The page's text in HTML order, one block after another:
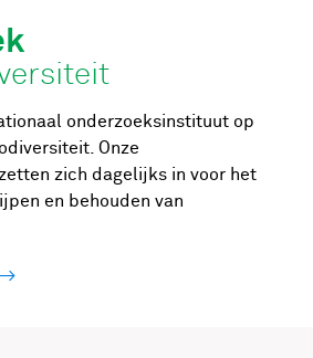
onderzoeksinstituut op
Onze
zich dagelijks in voor het
en behouden van